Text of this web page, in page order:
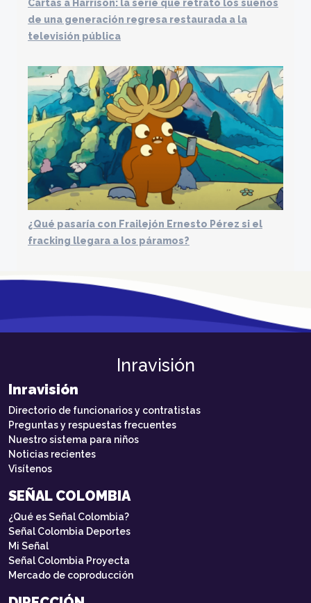
Cartas a Harrison: la serie que retrató los sueños
de una generación regresa restaurada a la
televisión pública
¿Qué pasaría con Frailejón Ernesto Pérez si el
fracking llegara a los páramos?
Inravisión
Inravisión
Directorio de funcionarios y contratistas
Preguntas y respuestas frecuentes
Nuestro sistema para niños
Noticias recientes
Visítenos
SEÑAL COLOMBIA
¿Qué es Señal Colombia?
Señal Colombia Deportes
Mi Señal
Señal Colombia Proyecta
Mercado de coproducción